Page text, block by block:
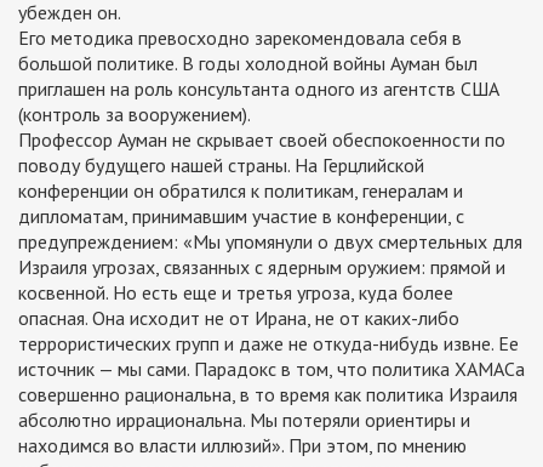
убежден он.
Его методика превосходно зарекомендовала себя в
большой политике. В годы холодной войны Ауман был
приглашен на роль консультанта одного из агентств США
(контроль за вооружением).
Профессор Ауман не скрывает своей обеспокоенности по
поводу будущего нашей страны. На Герцлийской
конференции он обратился к политикам, генералам и
дипломатам, принимавшим участие в конференции, с
предупреждением: «Мы упомянули о двух смертельных для
Израиля угрозах, связанных с ядерным оружием: прямой и
косвенной. Но есть еще и третья угроза, куда более
опасная. Она исходит не от Ирана, не от каких-либо
террористических групп и даже не откуда-нибудь извне. Ее
источник — мы сами. Парадокс в том, что политика ХАМАСа
совершенно рациональна, в то время как политика Израиля
абсолютно иррациональна. Мы потеряли ориентиры и
находимся во власти иллюзий». При этом, по мнению